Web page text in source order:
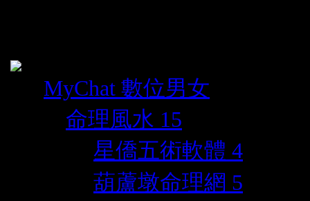
MyChat 數位男女
命理風水 15
星僑五術軟體 4
葫蘆墩命理網 5